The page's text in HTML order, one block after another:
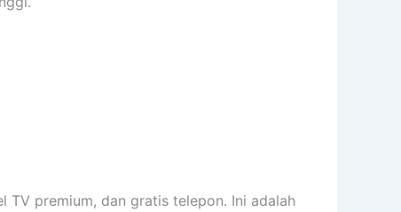
TV premium, dan gratis telepon. Ini adalah